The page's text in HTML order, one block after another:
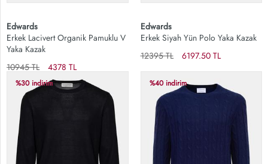
Edwards
Erkek Lacivert Organik Pamuklu V
Yaka Kazak
10945 TL
4378 TL
Edwards
Erkek Siyah Yün Polo Yaka Kazak
12395 TL
6197.50 TL
%30 indirim %40 indirim